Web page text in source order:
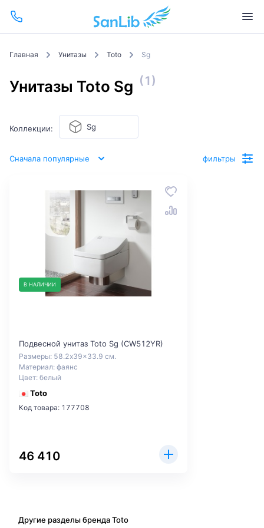
Главная Унитазы Toto Sg
Унитазы Toto Sg (1)
Коллекции: Sg
Сначала популярные фильтры
В НАЛИЧИИ
Подвесной унитаз Toto Sg (CW512YR)
Размеры: 58.2x39x33.9 см.
Материал: фаянс
Цвет: белый
Toto
Код товара: 177708
46 410
Другие разделы бренда Toto